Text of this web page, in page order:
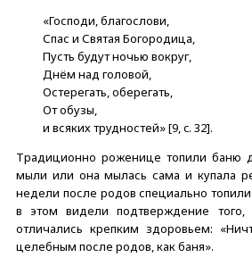
«Господи, благослови,
Спас и Святая Богородица,
Пусть будут ночью вокруг,
Днём над головой,
Остерегать, оберегать,
От обузы,
и всяких трудностей» [9, c. 32].
Традиционно роженице топили баню
мыли или она мылась сама и купала
недели после родов специально
в этом видели подтверждение
отличались крепким здоровьем:
целебным после родов, как баня».